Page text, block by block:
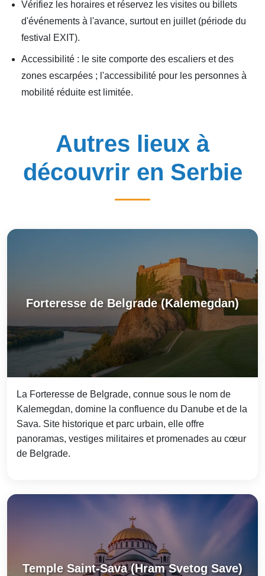
Vérifiez les horaires et réservez les visites ou billets
d'événements à l'avance, surtout en juillet (période du
festival EXIT).
Accessibilité : le site comporte des escaliers et des
zones escarpées ; l'accessibilité pour les personnes à
mobilité réduite est limitée.
Autres lieux à
découvrir en Serbie
Forteresse de Belgrade (Kalemegdan)
La Forteresse de Belgrade, connue sous le nom de
Kalemegdan, domine la confluence du Danube et de la
Sava. Site historique et parc urbain, elle offre
panoramas, vestiges militaires et promenades au cœur
de Belgrade.
Temple Saint-Sava (Hram Svetog Save)